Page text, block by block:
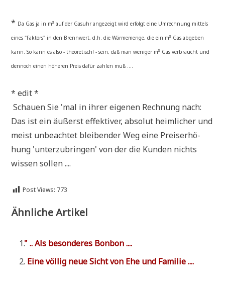
* Da Gas ja in m³ auf der Gas­uhr ange­zeigt wird erfolgt eine Umrech­nung mit­tels
eines "Fak­tors" in den Brenn­wert, d.h. die Wär­me­men­ge, die ein m³ Gas abge­ben
kann. So kann es also - theo­re­tisch! - sein, daß man weni­ger m³ Gas ver­braucht und
den­noch einen höhe­ren Preis dafür zah­len muß ....
* edit *
Schau­en Sie 'mal in ihrer eige­nen Rech­nung nach:
Das ist ein äußerst effek­ti­ver, abso­lut heim­li­cher und
meist unbe­ach­tet blei­ben­der Weg eine Preis­er­hö­
hung 'unter­zu­brin­gen' von der die Kun­den nichts
wis­sen sollen ....
Post Views: 773
Ähnliche Artikel
".. Als beson­de­res Bonbon ....
Eine völ­lig neue Sicht von Ehe und Familie ....